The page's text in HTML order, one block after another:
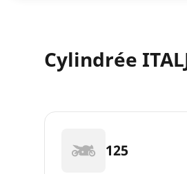
Cylindrée
125